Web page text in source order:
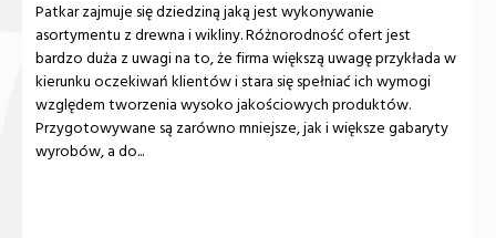
Patkar zajmuje się dziedziną jaką jest wykonywanie
asortymentu z drewna i wikliny. Różnorodność ofert jest
bardzo duża z uwagi na to, że firma większą uwagę przykłada w
kierunku oczekiwań klientów i stara się spełniać ich wymogi
względem tworzenia wysoko jakościowych produktów.
Przygotowywane są zarówno mniejsze, jak i większe gabaryty
wyrobów, a do...